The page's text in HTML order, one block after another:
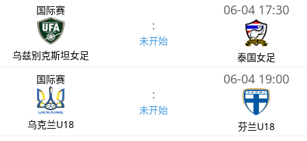
国际赛
乌兹别克斯坦女足
:
未开始
06-04 17:30
泰国女足
国际赛
乌克兰U18
:
未开始
06-04 19:00
芬兰U18